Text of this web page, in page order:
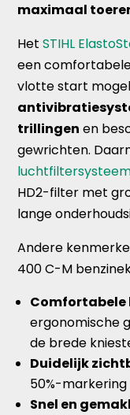
maximaal
HetSTIHL
een
vlotte start
trillingen en
gewrichten.
HD2-filter met
lange
Andere
400 C-M
Comfortabele
ergonomische
de brede
Duidelijk
50%-markering
Snel en